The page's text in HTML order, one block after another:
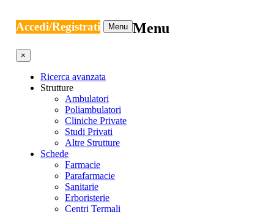
Accedi/Registrati Menu Menu
×
Ricerca avanzata
Strutture
Ambulatori
Poliambulatori
Cliniche Private
Studi Privati
Altre Strutture
Schede
Farmacie
Parafarmacie
Sanitarie
Erboristerie
Centri Termali